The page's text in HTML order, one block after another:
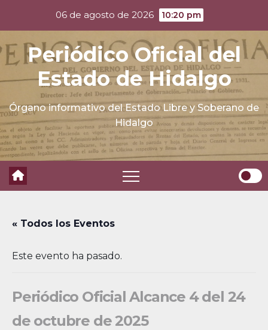
content
06 de agosto de 2026 10:20 pm
Periódico Oficial del
Estado de Hidalgo
Órgano informativo del Estado Libre y Soberano de
Hidalgo
« Todos los Eventos
Este evento ha pasado.
Periódico Oficial Alcance 4 del 24
de octubre de 2025